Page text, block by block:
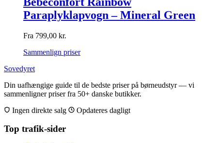
Paraplyklapvogn – Mineral Green
Fra 799,00 kr.
Sammenlign priser
Sovedyret
Din uafhængige guide til de bedste priser på børneudstyr — vi
sammenligner priser fra 50+ danske butikker.
Ingen direkte salg
Opdateres dagligt
Top trafik-sider